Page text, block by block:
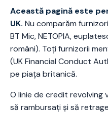
Această pagină este
UK. Nu comparăm
BT Mic, NETOPIA,
români). Toți furnizorii
(UK Financial Conduct
pe piața britanică.
O linie de credit revolving
să rambursați și să